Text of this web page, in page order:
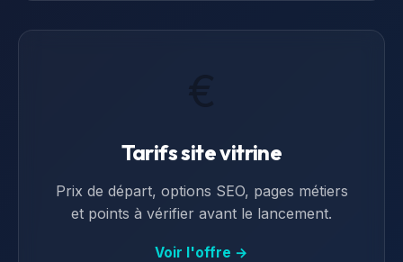
Tarifs site vitrine
Prix de départ, options SEO, pages métiers
et points à vérifier avant le lancement.
Voir l'offre →